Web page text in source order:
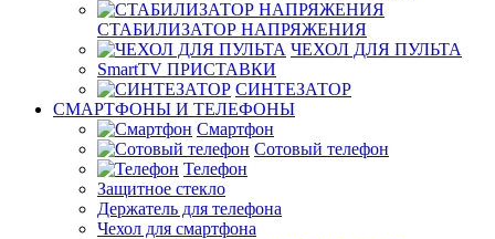
СТАБИЛИЗАТОР НАПРЯЖЕНИЯ
ЧЕХОЛ ДЛЯ ПУЛЬТА
SmartTV ПРИСТАВКИ
СИНТЕЗАТОР
СМАРТФОНЫ И ТЕЛЕФОНЫ
Смартфон
Сотовый телефон
Телефон
Защитное стекло
Держатель для телефона
Чехол для смартфона